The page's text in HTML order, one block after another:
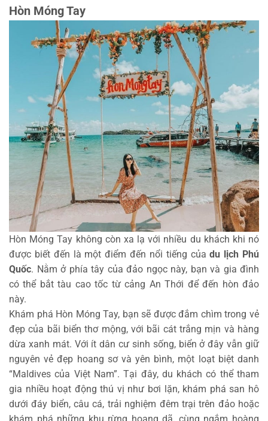
Hòn Móng Tay
Hòn Móng Tay không còn xa lạ với nhiều du khách khi nó
được biết đến là một điểm đến nổi tiếng củadu lịch Phú
Quốc. Nằm ở phía tây của đảo ngọc này, bạn và gia đình
có thể bắt tàu cao tốc từ cảng An Thới để đến hòn đảo
này.
Khám phá Hòn Móng Tay, bạn sẽ được đắm chìm trong vẻ
đẹp của bãi biển thơ mộng, với bãi cát trắng mịn và hàng
dừa xanh mát. Với ít dân cư sinh sống, biển ở đây vẫn giữ
nguyên vẻ đẹp hoang sơ và yên bình, một loạt biệt danh
“Maldives của Việt Nam”. Tại đây, du khách có thể tham
gia nhiều hoạt động thú vị như bơi lặn, khám phá san hô
dưới đáy biển, câu cá, trải nghiệm đêm trại trên đảo hoặc